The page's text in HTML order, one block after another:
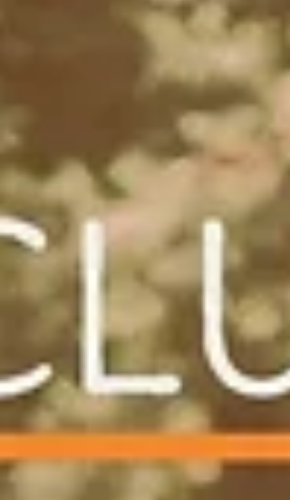
clave para que la familia impulse el potencial
profesional de sus miembros con discapacidad.
Más que un refugio, la familia es el punto de
partida hacia la autodeterminación, la dignidad l